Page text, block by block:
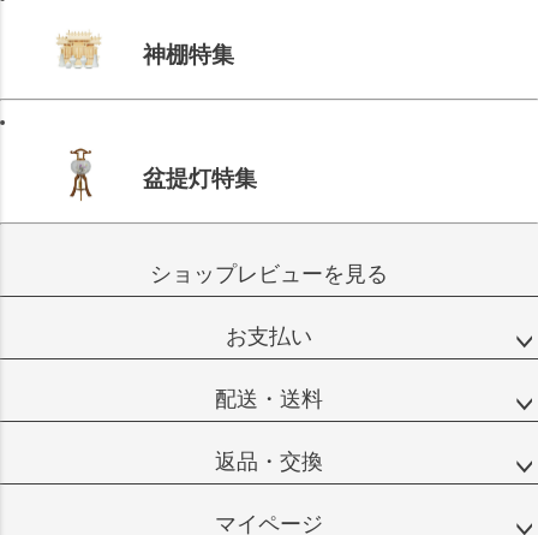
神棚特集
盆提灯特集
ショップレビューを見る
お支払い
配送・送料
返品・交換
マイページ